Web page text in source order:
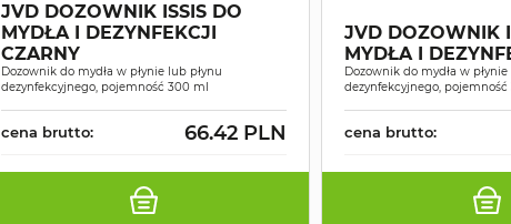
JVD DOZOWNIK ISSIS DO
MYDŁA I DEZYNFEKCJI
CZARNY
Dozownik do mydła w płynie lub płynu
dezynfekcyjnego, pojemność 300 ml
cena brutto: 66.42 PLN
JVD DOZOWNIK
MYDŁA I
Dozownik do mydła w
dezynfekcyjnego, pojemność
cena brutto: